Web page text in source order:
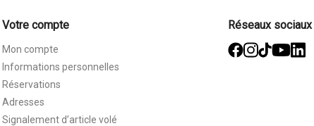
Votre compte
Mon compte
Informations personnelles
Réservations
Adresses
Signalement d’article volé
Réseaux sociaux
facebook
Instagram
TikTokYouTube
Linked